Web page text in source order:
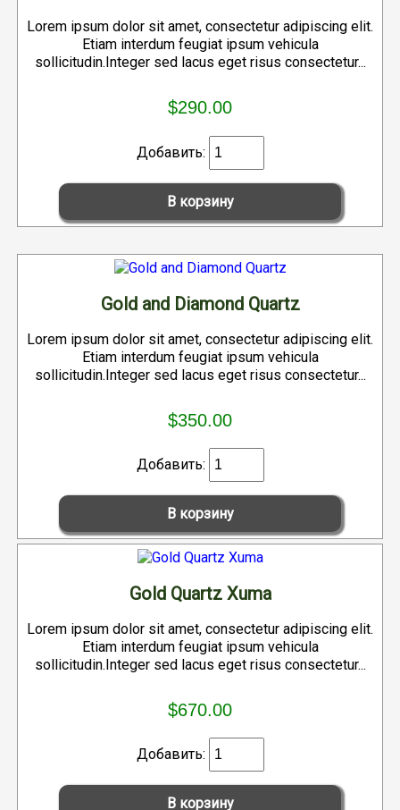
Lorem ipsum dolor sit amet, consectetur adipiscing elit.
Etiam interdum feugiat ipsum vehicula
sollicitudin.Integer sed lacus eget risus consectetur...
$290.00
Добавить:
Gold and Diamond Quartz
Lorem ipsum dolor sit amet, consectetur adipiscing elit.
Etiam interdum feugiat ipsum vehicula
sollicitudin.Integer sed lacus eget risus consectetur...
$350.00
Добавить:
Gold Quartz Xuma
Lorem ipsum dolor sit amet, consectetur adipiscing elit.
Etiam interdum feugiat ipsum vehicula
sollicitudin.Integer sed lacus eget risus consectetur...
$670.00
Добавить: